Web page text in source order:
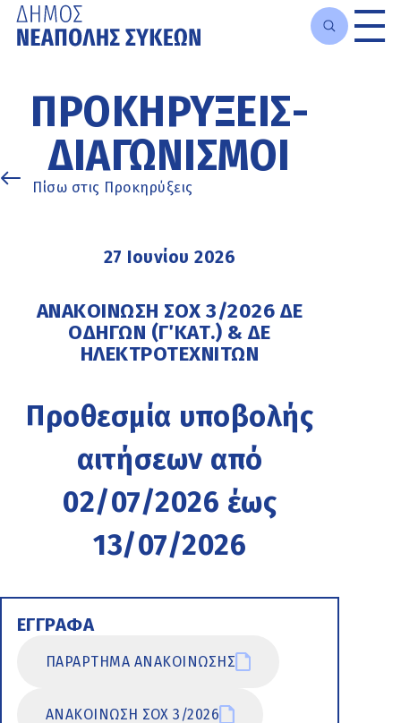
κυρίως
περιεχόμενο
ΠΡΟΚΗΡΎΞΕΙΣ-
ΔΙΑΓΩΝΙΣΜΟΊ
Πίσω στις Προκηρύξεις
27 Ιουνίου 2026
ΑΝΑΚΟΙΝΩΣΗ ΣΟΧ 3/2026 ΔΕ
ΟΔΗΓΩΝ (Γ΄ ΚΑΤ.) & ΔΕ
ΗΛΕΚΤΡΟΤΕΧΝΙΤΩΝ
Προθεσμία υποβολής
αιτήσεων από
02/07/2026 έως
13/07/2026
ΕΓΓΡΑΦΑ
ΠΑΡΑΡΤΗΜΑ ΑΝΑΚΟΙΝΩΣΗΣ
ΑΝΑΚΟΙΝΩΣΗ ΣΟΧ 3/2026